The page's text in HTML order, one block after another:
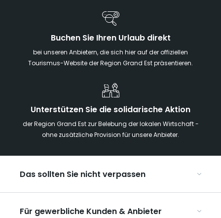
Buchen Sie Ihren Urlaub direkt
bei unseren Anbietern, die sich hier auf der offiziellen
Tourismus-Website der Region Grand Est präsentieren.
Unterstützen Sie die solidarische Aktion
der Region Grand Est zur Belebung der lokalen Wirtschaft -
ohne zusätzliche Provision für unsere Anbieter.
Das sollten Sie nicht verpassen
Die Weihnachtsmärkte im Grand Est
Für gewerbliche Kunden & Anbieter